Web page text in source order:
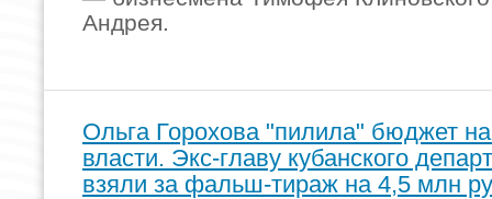
Андрея.
Ольга Горохова "пилила" бюджет на
власти. Экс-главу кубанского
взяли за фальш-тираж на 4,5 млн